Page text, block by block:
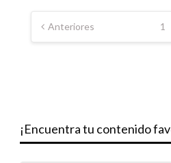
Paginación
de
entradas
Anteriores 1
¡Encuentra tu contenido